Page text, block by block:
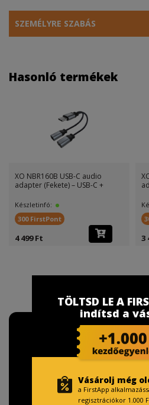
SZEMÉLYRE SZABÁS
Hasonló termékek
XO NBR160B USB-C audio
adapter (Fekete) – USB-C +
Készletinfó:
300 FirstPont
4 499 Ft 3
TÖLTSD LE A
indítsd a
Vásárolj még
a FirstApp
regisztrációkor 1.000